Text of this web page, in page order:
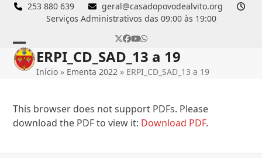
Skip
253 880 639
geral@casadopovodealvito.org
Serviços Administrativos das 09:00 às 19:00
Twitter
Facebook
YouTube
Whatsapp
Open
mobile
Close
mobile
ERPI_CD_SAD_13 a 19
Início » Ementa 2022 » ERPI_CD_SAD_13 a 19
This browser does not support PDFs. Please
download the PDF to view it: Download PDF.